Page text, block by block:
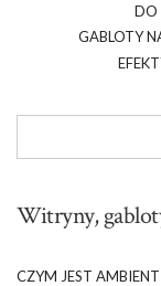
DO
GABLOTY
Witryny,
CZYM JEST